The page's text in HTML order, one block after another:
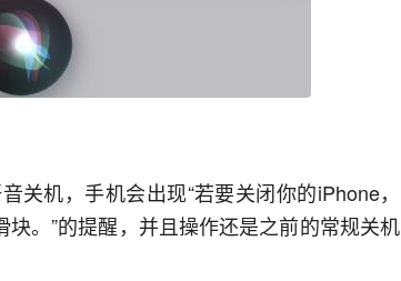
关机，手机会出现“若要关闭你的iPhone，
。”的提醒，并且操作还是之前的常规关机